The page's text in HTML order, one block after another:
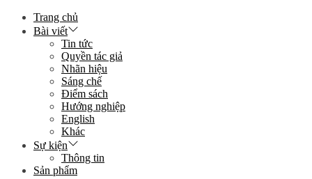
Skip
Trang chủ
Bài viết
Tin tức
Quyền tác giả
Nhãn hiệu
Sáng chế
Điểm sách
Hướng nghiệp
English
Khác
Sự kiện
Thông tin
Sản phẩm